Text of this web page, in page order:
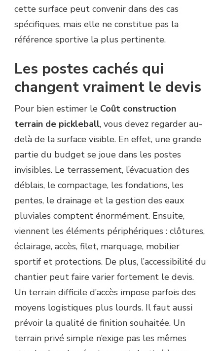
cette surface peut convenir dans des cas
spécifiques, mais elle ne constitue pas la
référence sportive la plus pertinente.
Les postes cachés qui
changent vraiment le devis
Pour bien estimer le Coût construction
terrain de pickleball, vous devez regarder au-
delà de la surface visible. En effet, une grande
partie du budget se joue dans les postes
invisibles. Le terrassement, l’évacuation des
déblais, le compactage, les fondations, les
pentes, le drainage et la gestion des eaux
pluviales comptent énormément. Ensuite,
viennent les éléments périphériques : clôtures,
éclairage, accès, filet, marquage, mobilier
sportif et protections. De plus, l’accessibilité du
chantier peut faire varier fortement le devis.
Un terrain difficile d’accès impose parfois des
moyens logistiques plus lourds. Il faut aussi
prévoir la qualité de finition souhaitée. Un
terrain privé simple n’exige pas les mêmes